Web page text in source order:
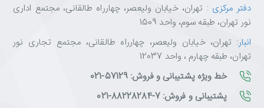
دفتر مرکزی : تهران، خیابان ولیعصر، چهارراه طالقانی، مجتمع اداری
نور تهران، طبقه سوم، واحد 1509
انبار: تهران، خیابان ولیعصر، چهارراه طالقانی، مجتمع تجاری نور
تهران، طبقه چهارم ، واحد 12037
خط ویژه پشتیبانی و فروش: 57129-021
پشتیبانی و فروش: 7-88228284-021